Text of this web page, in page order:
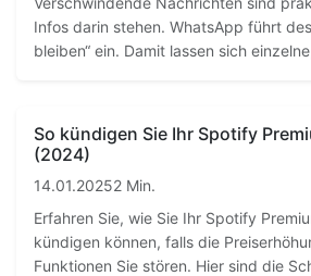
Infos darin stehen. WhatsApp führt
bleiben“ ein. Damit lassen sich
So kündigen Sie Ihr Spotify
(2024)
14.01.20252 Min.
Erfahren Sie, wie Sie Ihr Spotify
kündigen können, falls die
Funktionen Sie stören. Hier sind die